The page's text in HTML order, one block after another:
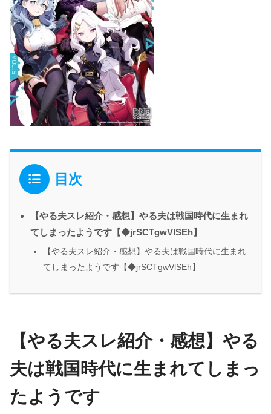
目次
【やる夫スレ紹介・感想】やる夫は戦国時代に生まれ
てしまったようです【◆jrSCTgwVlSEh】
【やる夫スレ紹介・感想】やる夫は戦国時代に生まれ
てしまったようです【◆jrSCTgwVlSEh】
【やる夫スレ紹介・感想】やる
夫は戦国時代に生まれてしまっ
たようです